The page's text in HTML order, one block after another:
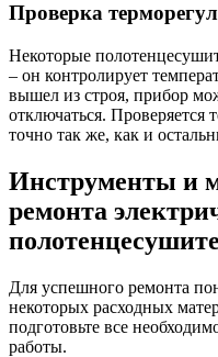
Проверка
Некоторые
– он контролирует
вышел из строя, прибор
отключаться. Проверяется
точно так же, как и
Инструменты и
ремонта
Для успешного ремонта
некоторых расходных
подготовьте все
работы.